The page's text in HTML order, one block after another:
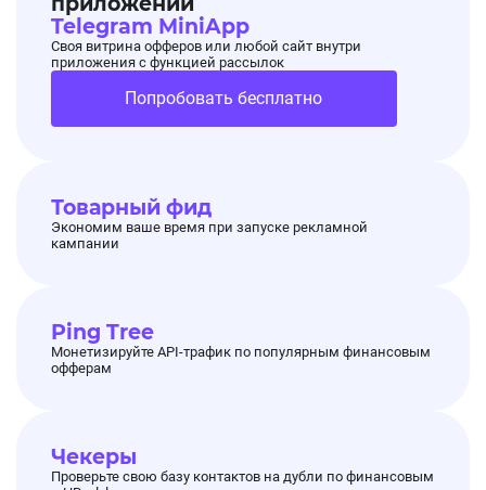
Telegram MiniApp
Своя витрина офферов или любой сайт внутри
приложения с функцией рассылок
Попробовать бесплатно
Товарный фид
Экономим ваше время при запуске рекламной
кампании
Ping Tree
Монетизируйте API-трафик по популярным финансовым
офферам
Чекеры
Проверьте свою базу контактов на дубли по финансовым